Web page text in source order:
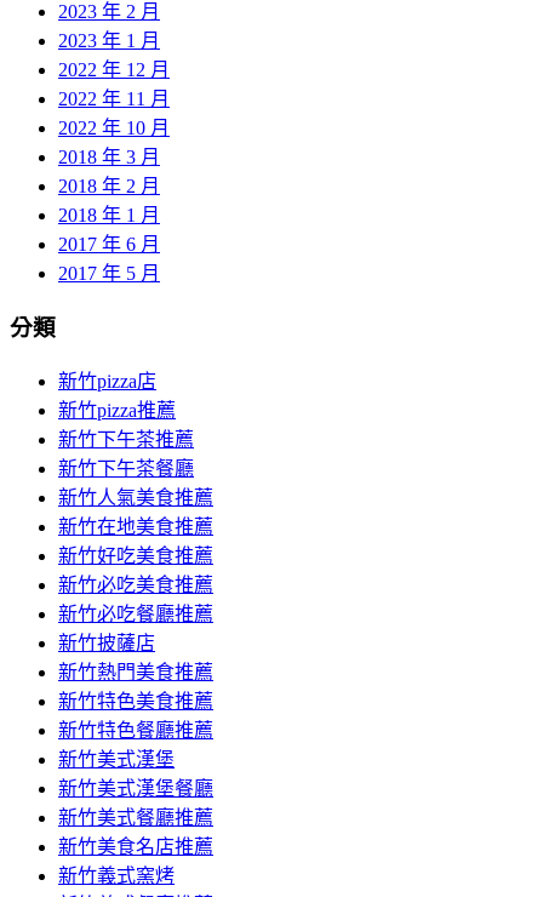
2023 年 2 月
2023 年 1 月
2022 年 12 月
2022 年 11 月
2022 年 10 月
2018 年 3 月
2018 年 2 月
2018 年 1 月
2017 年 6 月
2017 年 5 月
分類
新竹pizza店
新竹pizza推薦
新竹下午茶推薦
新竹下午茶餐廳
新竹人氣美食推薦
新竹在地美食推薦
新竹好吃美食推薦
新竹必吃美食推薦
新竹必吃餐廳推薦
新竹披薩店
新竹熱門美食推薦
新竹特色美食推薦
新竹特色餐廳推薦
新竹美式漢堡
新竹美式漢堡餐廳
新竹美式餐廳推薦
新竹美食名店推薦
新竹義式窯烤